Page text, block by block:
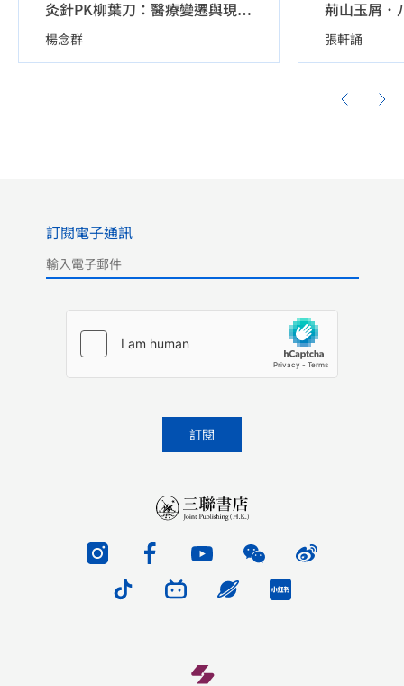
灸針PK柳葉刀：醫療變遷與現代政治
楊念群 張軒誦
訂閱電子通訊